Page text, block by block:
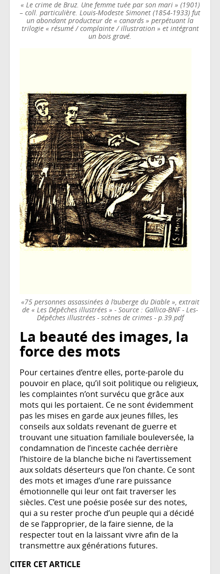
« Le crime de Bruz. Une femme tuée par son mari » (1901)
– coll. particulière. Louis-Modeste Simonet (1854-1933) fut
un abondant producteur de « canards » perpétuant la
trilogie « résumé / complainte / illustration » et intégrant
un bois gravé.
«75 personnes assassinées à l’auberge du Diable », extrait
de « Les Dépêches illustrées » - Source : Gallica-BNF - Les-
Dépêches illustrées - scènes de crimes - p.39.pdf
La beauté des images, la
force des mots
Pour certaines d’entre elles, porte-parole du
pouvoir en place, qu’il soit politique ou religieux,
les complaintes n’ont survécu que grâce aux
mots qui les portaient. Ce ne sont évidemment
pas les mises en garde aux jeunes filles, les
conseils aux soldats revenant de guerre et
trouvant une situation familiale bouleversée, la
condamnation de l’inceste cachée derrière
l’histoire de la blanche biche ni l’avertissement
aux soldats déserteurs que l’on chante. Ce sont
des mots et images d’une rare puissance
émotionnelle qui leur ont fait traverser les
siècles. C’est une poésie posée sur des notes,
qui a su rester proche d’un peuple qui a décidé
de se l’approprier, de la faire sienne, de la
respecter tout en la laissant vivre afin de la
transmettre aux générations futures.
CITER CET ARTICLE